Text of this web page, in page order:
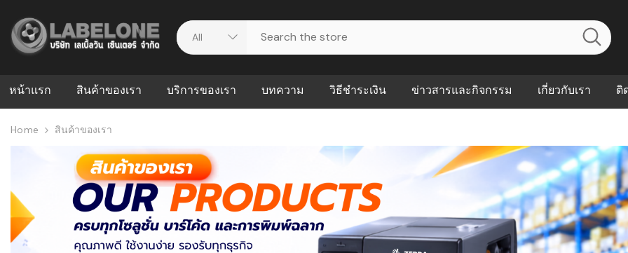
หน้าแรก สินค้าของเรา บริการของเรา
ดาวน์โหลดไดร์เวอร์
วีดีโอแนะนำ
บทความ
บริหารคลังสินค้าที่ช่วยลด
สต็อกแบบ Real-time
ปัญหาคลังสินค้าที่บอกว่า
ธุรกิจของคุณควรเริ่มใช้
วิธีชำระเงิน ข่าวสารและกิจกรรม เกี่ยวกับเรา
FAQs
Our Customer
ติ
Home สินค้าของเรา